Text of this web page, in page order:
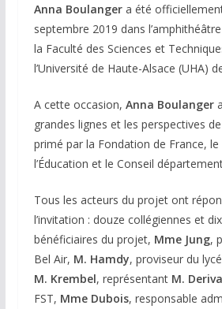
Anna Boulangera été
septembre 2019 dans
la Faculté des Sciences et
l’Université de Haute-Alsace (UHA)
A cette occasion, Anna Boulanger
grandes lignes et les perspectives
primé par la Fondation de France,
l’Éducation et le Conseil
Tous les acteurs du projet ont
l’invitation : douze collégiennes et
bénéficiaires du projet, Mme Jung,
Bel Air, M. Hamdy, proviseur du
M. Krembel, représentant M. Deriva
FST, Mme Dubois, responsable